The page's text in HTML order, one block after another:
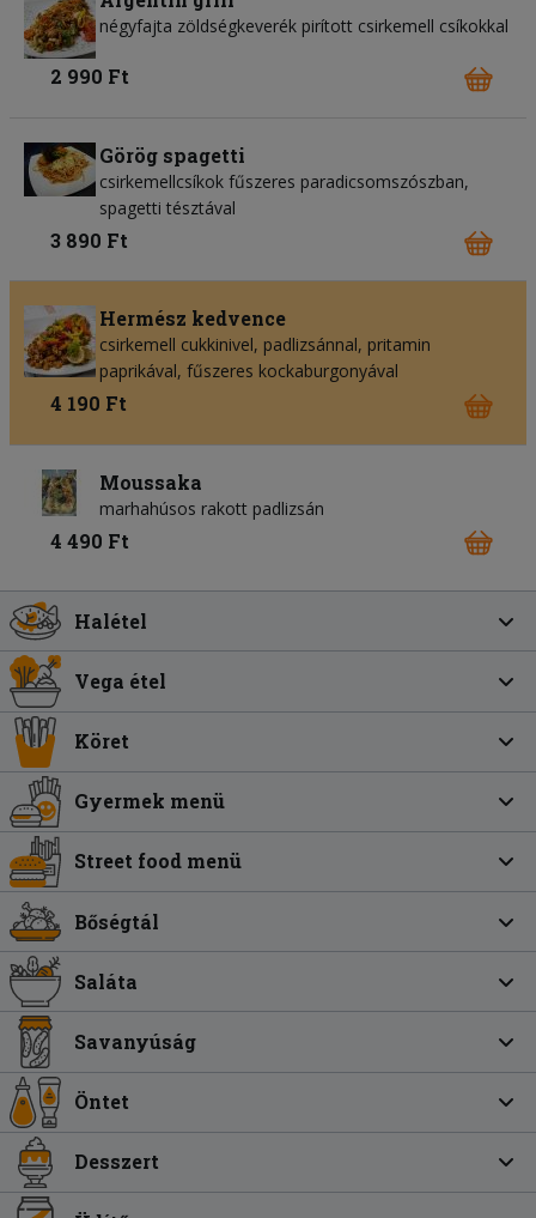
négyfajta zöldségkeverék pirított csirkemell csíkokkal
2 990 Ft
Görög spagetti
csirkemellcsíkok fűszeres paradicsomszószban,
spagetti tésztával
3 890 Ft
Hermész kedvence
csirkemell cukkinivel, padlizsánnal, pritamin
paprikával, fűszeres kockaburgonyával
4 190 Ft
Moussaka
marhahúsos rakott padlizsán
4 490 Ft
Halétel
Vega étel
Köret
Gyermek menü
Street food menü
Bőségtál
Saláta
Savanyúság
Öntet
Desszert